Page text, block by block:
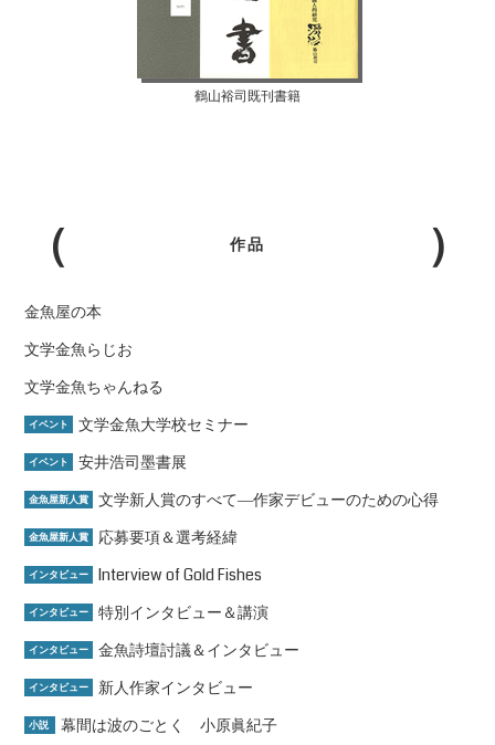
鶴山裕司既刊書籍
作品
金魚屋の本
文学金魚らじお
文学金魚ちゃんねる
イベント 文学金魚大学校セミナー
イベント 安井浩司墨書展
金魚屋新人賞 文学新人賞のすべて―作家デビューのための心得
金魚屋新人賞 応募要項＆選考経緯
インタビュー Interview of Gold Fishes
インタビュー 特別インタビュー＆講演
インタビュー 金魚詩壇討議＆インタビュー
インタビュー 新人作家インタビュー
小説 幕間は波のごとく 小原眞紀子